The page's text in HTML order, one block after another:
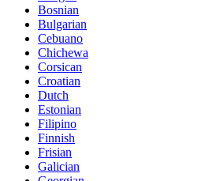
Bosnian
Bulgarian
Cebuano
Chichewa
Corsican
Croatian
Dutch
Estonian
Filipino
Finnish
Frisian
Galician